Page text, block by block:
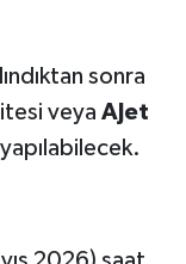
sonra
veya AJet